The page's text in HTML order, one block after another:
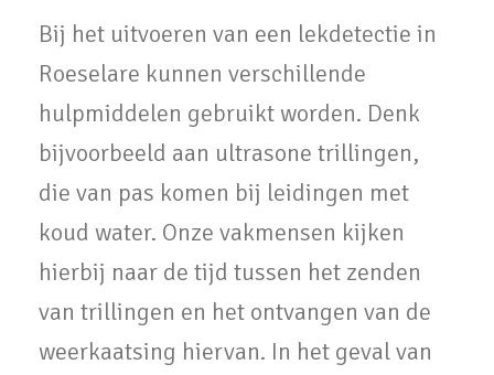
Bij het uitvoeren van een lekdetectie in
Roeselare kunnen verschillende
hulpmiddelen gebruikt worden. Denk
bijvoorbeeld aan ultrasone trillingen,
die van pas komen bij leidingen met
koud water. Onze vakmensen kijken
hierbij naar de tijd tussen het zenden
van trillingen en het ontvangen van de
weerkaatsing hiervan. In het geval van